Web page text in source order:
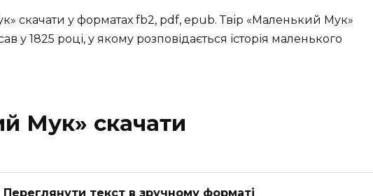
скачати у форматах fb2, pdf, epub. Твір «Маленький Мук»
у 1825 році, у якому розповідається історія маленького
Мук» скачати
Переглянути текст в зручному форматі